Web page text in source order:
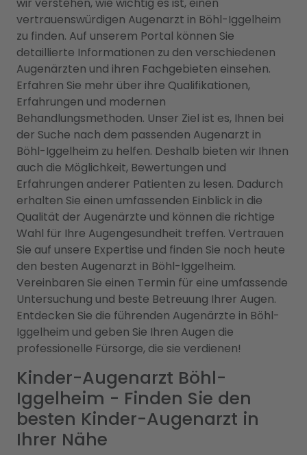
vertrauenswürdigen Augenarzt in Böhl-Iggelheim
zu finden. Auf unserem Portal können Sie
detaillierte Informationen zu den verschiedenen
Augenärzten und ihren Fachgebieten einsehen.
Erfahren Sie mehr über ihre Qualifikationen,
Erfahrungen und modernen
Behandlungsmethoden. Unser Ziel ist es, Ihnen bei
der Suche nach dem passenden Augenarzt in
Böhl-Iggelheim zu helfen. Deshalb bieten wir Ihnen
auch die Möglichkeit, Bewertungen und
Erfahrungen anderer Patienten zu lesen. Dadurch
erhalten Sie einen umfassenden Einblick in die
Qualität der Augenärzte und können die richtige
Wahl für Ihre Augengesundheit treffen. Vertrauen
Sie auf unsere Expertise und finden Sie noch heute
den besten Augenarzt in Böhl-Iggelheim.
Vereinbaren Sie einen Termin für eine umfassende
Untersuchung und beste Betreuung Ihrer Augen.
Entdecken Sie die führenden Augenärzte in Böhl-
Iggelheim und geben Sie Ihren Augen die
professionelle Fürsorge, die sie verdienen!
Kinder-Augenarzt Böhl-
Iggelheim - Finden Sie den
besten Kinder-Augenarzt in
Ihrer Nähe